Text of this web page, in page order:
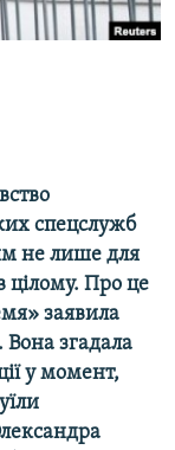
спецслужб
не лише для
цілому. Про це
заявила
згадала
у момент,